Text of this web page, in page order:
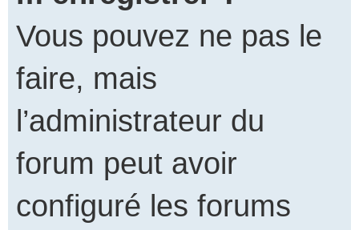
Vous pouvez ne pas le
faire, mais
l’administrateur du
forum peut avoir
configuré les forums